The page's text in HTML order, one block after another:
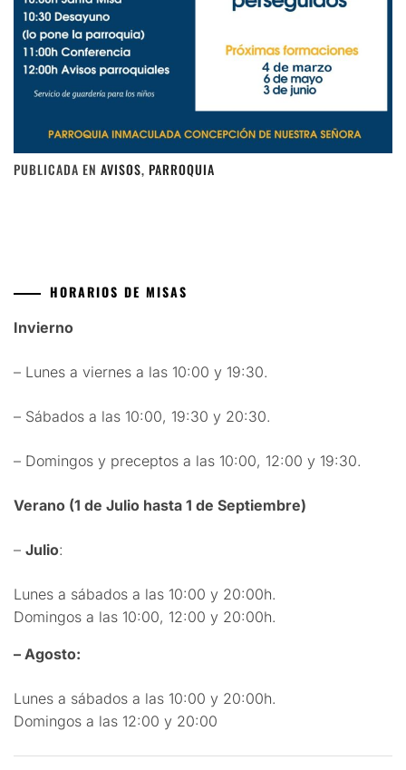
PUBLICADA EN AVISOS, PARROQUIA
HORARIOS DE MISAS
Invierno
– Lunes a viernes a las 10:00 y 19:30.
– Sábados a las 10:00, 19:30 y 20:30.
– Domingos y preceptos a las 10:00, 12:00 y 19:30.
Verano (1 de Julio hasta 1 de Septiembre)
– Julio:
Lunes a sábados a las 10:00 y 20:00h.
Domingos a las 10:00, 12:00 y 20:00h.
– Agosto:
Lunes a sábados a las 10:00 y 20:00h.
Domingos a las 12:00 y 20:00